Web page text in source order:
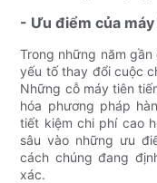
- Ưu điểm của
Trong những năm
yếu tố thay đổi cuộc
Những cỗ máy tiên
hóa phương pháp
tiết kiệm chi phí cao
sâu vào những ưu
cách chúng đang
xác.